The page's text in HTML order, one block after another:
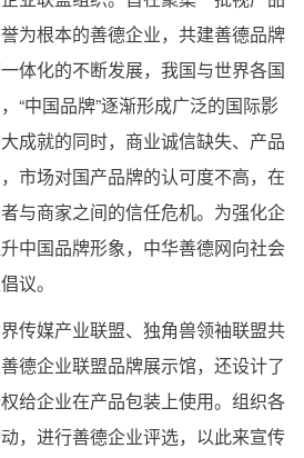
为根本的善德企业，共建善德品牌
体化的不断发展，我国与世界各国
“中国品牌”逐渐形成广泛的国际影
成就的同时，商业诚信缺失、产品
市场对国产品牌的认可度不高，在
与商家之间的信任危机。为强化企
中国品牌形象，中华善德网向社会
议。
传媒产业联盟、独角兽领袖联盟共
德企业联盟品牌展示馆，还设计了
给企业在产品包装上使用。组织各
，进行善德企业评选，以此来宣传